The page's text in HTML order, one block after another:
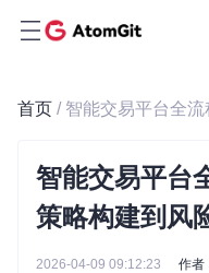
首页
智能交易平台
策略构建到风
2026-04-09 09:12:23 作者